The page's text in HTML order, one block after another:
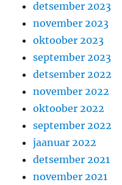
detsember 2023
november 2023
oktoober 2023
september 2023
detsember 2022
november 2022
oktoober 2022
september 2022
jaanuar 2022
detsember 2021
november 2021